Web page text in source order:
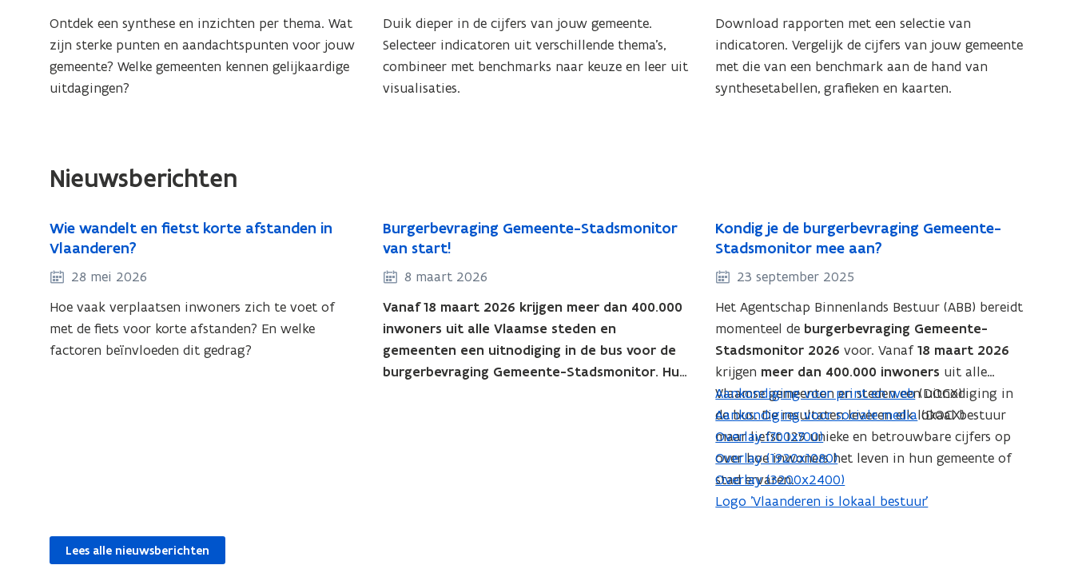
Ontdek een synthese en inzichten per thema. Wat
zijn sterke punten en aandachtspunten voor jouw
gemeente? Welke gemeenten kennen gelijkaardige
uitdagingen?
Duik dieper in de cijfers van jouw gemeente.
Selecteer indicatoren uit verschillende thema’s,
combineer met benchmarks naar keuze en leer uit
visualisaties.
Download rapporten met een selectie van
indicatoren. Vergelijk de cijfers van jouw gemeente
met die van een benchmark aan de hand van
synthesetabellen, grafieken en kaarten.
Nieuwsberichten
Wie wandelt en fietst korte afstanden in
Vlaanderen?
28 mei 2026
Hoe vaak verplaatsen inwoners zich te voet of
met de fiets voor korte afstanden? En welke
factoren beïnvloeden dit gedrag?
Burgerbevraging Gemeente-Stadsmonitor
van start!
8 maart 2026
Vanaf 18 maart 2026 krijgen meer dan 400.000
inwoners uit alle Vlaamse steden en
gemeenten een uitnodiging in de bus voor de
burgerbevraging Gemeente-Stadsmonitor. Hun
Kondig je de burgerbevraging Gemeente-
Stadsmonitor mee aan?
23 september 2025
Het Agentschap Binnenlands Bestuur (ABB) bereidt
momenteel de burgerbevraging Gemeente-
Stadsmonitor 2026 voor. Vanaf18 maart 2026
krijgen meer dan 400.000 inwoners uit alle
Vlaamse gemeenten en steden een uitnodiging in
de bus. De resultaten leveren elk lokaal bestuur
maar liefst 129 unieke en betrouwbare cijfers op
over hoe inwoners het leven in hun gemeente of
stad ervaren.
Aankondiging voor print en web(DOCX)
Aankondiging voor sociale media(DOCX)
Overlay (700x700)
Overlay (1920x1080)
Overlay (3200x2400)
Logo 'Vlaanderen is lokaal bestuur'
Lees alle nieuwsberichten